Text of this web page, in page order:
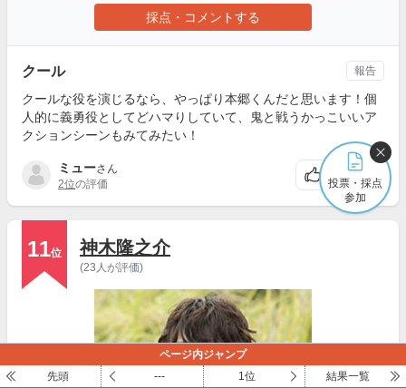
採点・コメントする
クール
クールな役を演じるなら、やっぱり本郷くんだと思います！個
人的に義勇役としてどハマりしていて、鬼と戦うかっこいいア
クションシーンもみてみたい！
ミューさん
2位の評価
3
報告
11位 神木隆之介
(23人が評価)
投票・採点
参加
ページ内ジャンプ
先頭
--- 1位 結果一覧